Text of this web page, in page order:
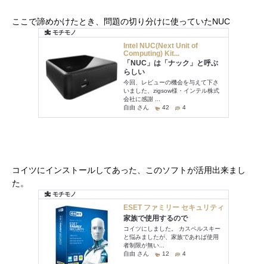
ここで諦めかけたとき、問題の切り分けに使っていたNUC
コイツにインストールしてあった、このソフトが活用出来まし
た。